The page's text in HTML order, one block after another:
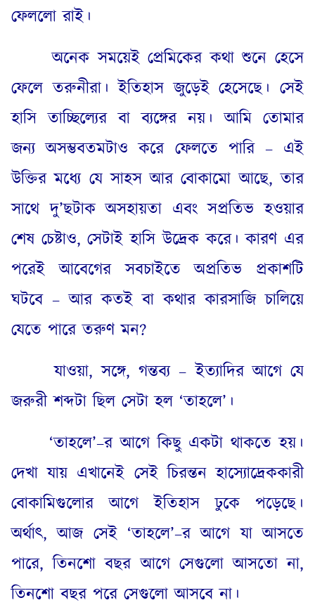
ফেললো রাই।
অনেক সময়েই প্রেমিকের কথা শুনে হেসে
ফেলে তরুনীরা। ইতিহাস জুড়েই হেসেছে। সেই
হাসি তাচ্ছিল্যের বা ব্যঙ্গের নয়। আমি তোমার
জন্য অসম্ভবতমটাও করে ফেলতে পারি – এই
উক্তির মধ্যে যে সাহস আর বোকামো আছে,তার
সাথে দু’ছটাক অসহায়তা এবং সপ্রতিভ হওয়ার
শেষ চেষ্টাও,সেটাই হাসি উদ্রেক করে। কারণ এর
পরেই আবেগের সবচাইতে অপ্রতিভ প্রকাশটি
ঘটবে – আর কতই বা কথার কারসাজি চালিয়ে
যেতে পারে তরুণ মন?
যাওয়া,সঙ্গে,গন্তব্য – ইত্যাদির আগে যে
জরুরী শব্দটা ছিল সেটা হল ‘তাহলে’।
‘তাহলে’–র আগে কিছু একটা থাকতে হয়।
দেখা যায় এখানেই সেই চিরন্তন হাস্যোদ্রেককারী
বোকামিগুলোর আগে ইতিহাস ঢুকে পড়েছে।
অর্থাৎ,আজ সেই ‘তাহলে’–র আগে যা আসতে
পারে,তিনশো বছর আগে সেগুলো আসতো না,
তিনশো বছর পরে সেগুলো আসবে না।